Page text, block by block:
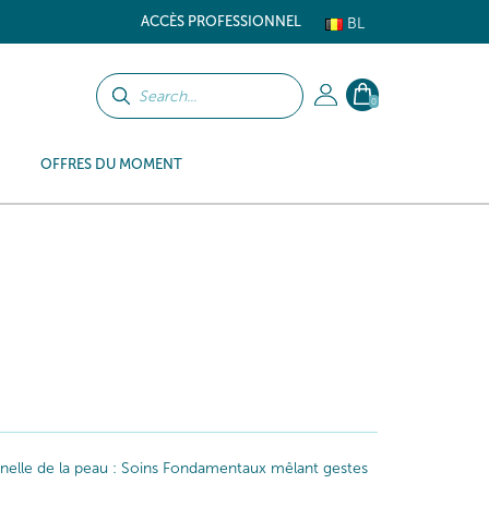
BL
ACCÈS PROFESSIONNEL
0
OFFRES DU MOMENT
de la peau : Soins Fondamentaux mêlant gestes